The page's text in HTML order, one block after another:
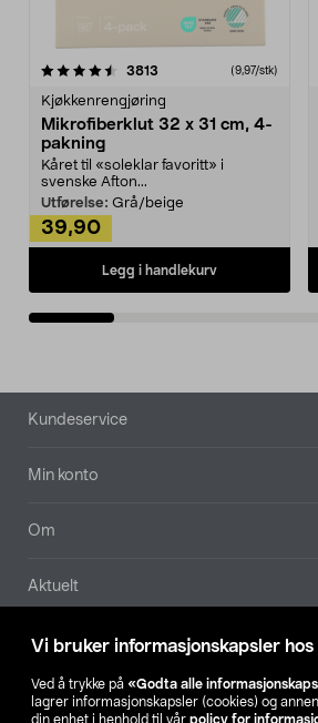
Vi bruker informasjonskapsler hos
Ved å trykke på «Godta alle
lagrer informasjonskapsler (cookies) og
din enhet i henhold til vår policy for
3813 anmeldelser(9,97/stk)
Kjøkkenrengjøring
Mikrofiberklut 32 x 31 cm, 4-
pakning
Kåret til «soleklar favoritt» i
svenske Afton...
Utførelse: Grå/beige
39,90
Legg i handlekurv
4.5av 5 stjerner
Bunntekst
Kundeservice
Min konto
Om
Aktuelt
Våre selskaper
Finn din